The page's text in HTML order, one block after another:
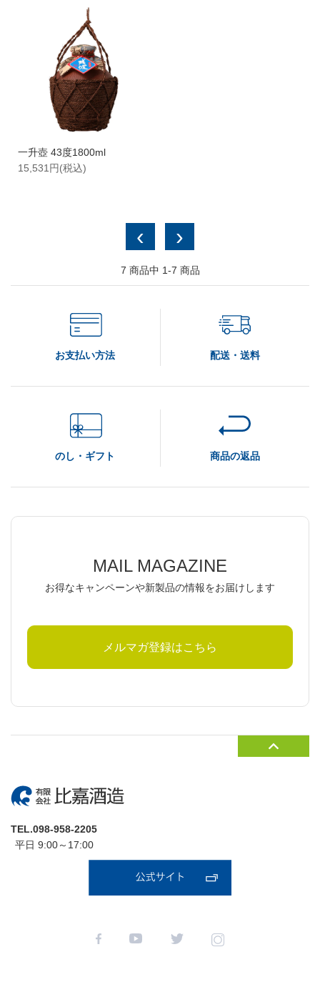
一升壺 43度1800ml
15,531円(税込)
‹ ›
7 商品中 1-7 商品
お支払い方法 配送・送料
のし・ギフト 商品の返品
MAIL MAGAZINE
お得なキャンペーンや新製品の情報をお届けします
メルマガ登録はこちら
TEL.098-958-2205
平日 9:00～17:00